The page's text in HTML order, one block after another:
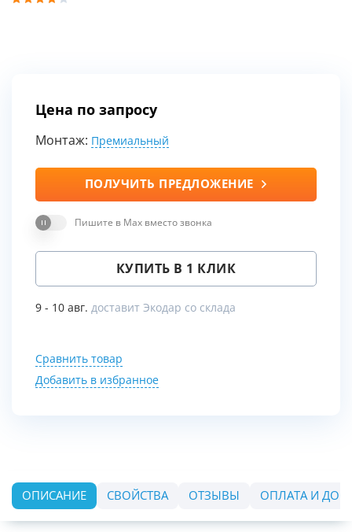
Цена по запросу
Монтаж: Премиальный
ПОЛУЧИТЬ ПРЕДЛОЖЕНИЕ
Пишите в Max вместо звонка
КУПИТЬ В 1 КЛИК
9 - 10 авг. доставит Экодар со склада
Сравнить товар
Добавить в избранное
ОПИСАНИЕ СВОЙСТВА ОТЗЫВЫ ОПЛАТА И